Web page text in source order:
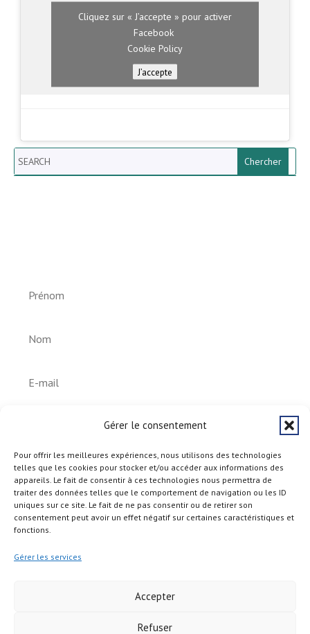
Gérer le consentement
Pour offrir les meilleures expériences, nous utilisons des technologies
telles que les cookies pour stocker et/ou accéder aux informations des
appareils. Le fait de consentir à ces technologies nous permettra de
traiter des données telles que le comportement de navigation ou les ID
uniques sur ce site. Le fait de ne pas consentir ou de retirer son
consentement peut avoir un effet négatif sur certaines caractéristiques et
fonctions.
Gérer les services
Accepter
Refuser
Cliquez sur « J’accepte » pour activer
Facebook
Cookie Policy
J’accepte
Search
S'abonner